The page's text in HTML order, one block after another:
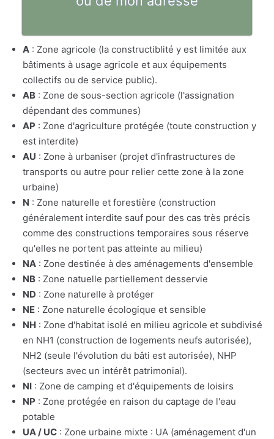
A : Zone agricole (la constructiblité y est limitée aux
bâtiments à usage agricole et aux équipements
collectifs ou de service public).
AB : Zone de sous-section agricole (l'assignation
dépendant des communes)
AP : Zone d'agriculture protégée (toute construction y
est interdite)
AU : Zone à urbaniser (projet d'infrastructures de
transports ou autre pour relier cette zone à la zone
urbaine)
N : Zone naturelle et forestière (construction
généralement interdite sauf pour des cas très précis
comme des constructions temporaires sous réserve
qu'elles ne portent pas atteinte au milieu)
NA : Zone destinée à des aménagements d'ensemble
NB : Zone natuelle partiellement desservie
ND : Zone naturelle à protéger
NE : Zone naturelle écologique et sensible
NH : Zone d'habitat isolé en milieu agricole et subdivisé
en NH1 (construction de logements neufs autorisée),
NH2 (seule l'évolution du bâti est autorisée), NHP
(secteurs avec un intérêt patrimonial).
NI : Zone de camping et d'équipements de loisirs
NP : Zone protégée en raison du captage de l'eau
potable
UA / UC : Zone urbaine mixte : UA (aménagement d'un